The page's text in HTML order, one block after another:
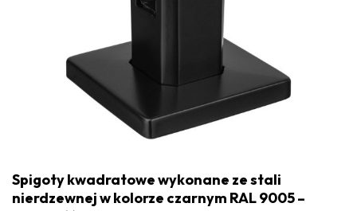
Spigoty kwadratowe wykonane ze stali
nierdzewnej w kolorze czarnym RAL 9005 –